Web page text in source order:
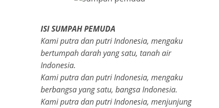
ISI SUMPAH PEMUDA
Kami putra dan putri Indonesia, mengaku
bertumpah darah yang satu, tanah air
Indonesia.
Kami putra dan putri Indonesia, mengaku
berbangsa yang satu, bangsa Indonesia.
Kami putra dan putri Indonesia, menjunjung